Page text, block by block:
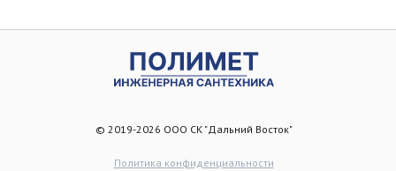
© 2019-2026 ООО СК "Дальний Восток"
Политика конфиденциальности